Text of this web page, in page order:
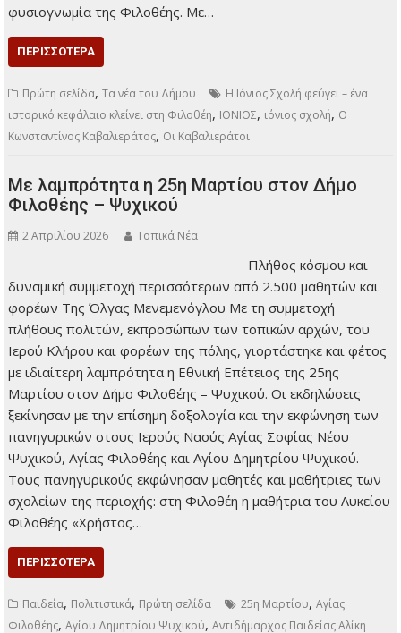
φυσιογνωμία της Φιλοθέης. Με…
ΠΕΡΙΣΣΌΤΕΡΑ
Πρώτη σελίδα,Τα νέα του Δήμου
Η Ιόνιος Σχολή φεύγει – ένα
ιστορικό κεφάλαιο κλείνει στη Φιλοθέη, ΙΟΝΙΟΣ, ιόνιος σχολή, Ο
Κωνσταντίνος Καβαλιεράτος, Οι Καβαλιεράτοι
Με λαμπρότητα η 25η Μαρτίου στον Δήμο
Φιλοθέης – Ψυχικού
2 Απριλίου 2026 Τοπικά Νέα
Πλήθος κόσμου και
δυναμική συμμετοχή
περισσότερων από
2.500 μαθητών και
φορέων Της Όλγας
Μενεμενόγλου Με τη
συμμετοχή πλήθους
πολιτών, εκπροσώπων
των τοπικών αρχών, του Ιερού Κλήρου και φορέων της
πόλης, γιορτάστηκε και φέτος με ιδιαίτερη λαμπρότητα η
Εθνική Επέτειος της 25ης Μαρτίου στον Δήμο Φιλοθέης –
Ψυχικού. Οι εκδηλώσεις ξεκίνησαν με την επίσημη δοξολογία
και την εκφώνηση των πανηγυρικών στους Ιερούς Ναούς
Αγίας Σοφίας Νέου Ψυχικού, Αγίας Φιλοθέης και Αγίου
Δημητρίου Ψυχικού. Τους πανηγυρικούς εκφώνησαν
Φιλοθέη η μαθήτρια του Λυκείου Φιλοθέης «Χρήστος…